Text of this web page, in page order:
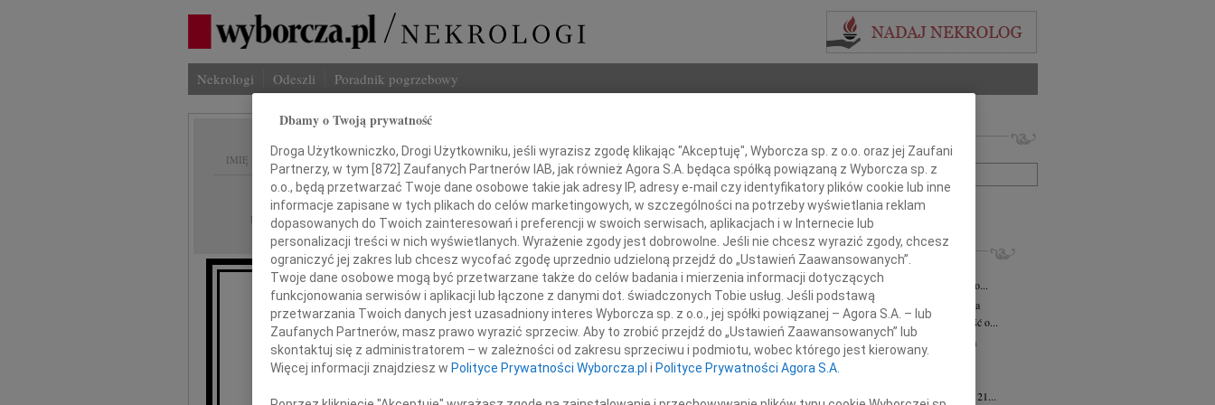
Nekrologi Odeszli Poradnik pogrzebowy
IMIĘ I NAZWISKO:
REGION: Warszawa
DATA EMISJI: 30.04.2026
Drogiemu
Jackowi Gorzkowskiemu
Imię i nazwisko lub numer ogłoszenia:
+ szukanie zaawansowane
INNE NEKROLOGI
Eugeniusz Butruk 05.08.2026
Z ogromnym żalem przyjęliśmy wiadomość o...
Małgorzata Kościelska
Warszawa
Z głębokim smutkiem przyjęliśmy wiadomość o...
Andrzej Komorowski
Warszawa
27 lipca 2026 roku odszedł Śp. Andrzej...
Inocentyna Karkocha
Mgr farm. Inocentyna Karkocha zmarła dnia 21...
Dbamy o Twoją prywatność
Droga Użytkowniczko, Drogi Użytkowniku, jeśli wyrazisz zgodę klikając "Akceptuję", Wyborcza sp. z o.o. oraz jej Zaufani
Partnerzy, w tym [872] Zaufanych Partnerów IAB, jak również Agora S.A. będąca spółką powiązaną z Wyborcza sp. z
o.o., będą przetwarzać Twoje dane osobowe takie jak adresy IP, adresy e-mail czy identyfikatory plików cookie lub inne
informacje zapisane w tych plikach do celów marketingowych, w szczególności na potrzeby wyświetlania reklam
dopasowanych do Twoich zainteresowań i preferencji w swoich serwisach, aplikacjach i w Internecie lub
personalizacji treści w nich wyświetlanych. Wyrażenie zgody jest dobrowolne. Jeśli nie chcesz wyrazić zgody, chcesz
ograniczyć jej zakres lub chcesz wycofać zgodę uprzednio udzieloną przejdź do „Ustawień Zaawansowanych”.
Twoje dane osobowe mogą być przetwarzane także do celów badania i mierzenia informacji dotyczących
funkcjonowania serwisów i aplikacji lub łączone z danymi dot. świadczonych Tobie usług. Jeśli podstawą
przetwarzania Twoich danych jest uzasadniony interes Wyborcza sp. z o.o., jej spółki powiązanej – Agora S.A. – lub
Zaufanych Partnerów, masz prawo wyrazić sprzeciw. Aby to zrobić przejdź do „Ustawień Zaawansowanych” lub
skontaktuj się z administratorem – w zależności od zakresu sprzeciwu i podmiotu, wobec którego jest kierowany.
Więcej informacji znajdziesz w Polityce Prywatności Wyborcza.pl i Polityce Prywatności Agora S.A.